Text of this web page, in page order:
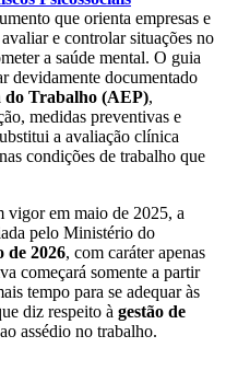
que orienta empresas e
e controlar situações no
a saúde mental. O guia
devidamente documentado
do Trabalho (AEP),
medidas preventivas e
a avaliação clínica
condições de trabalho que
vigor em maio de 2025, a
pelo Ministério do
de 2026, com caráter apenas
começará somente a partir
tempo para se adequar às
diz respeito à gestão de
assédio no trabalho.